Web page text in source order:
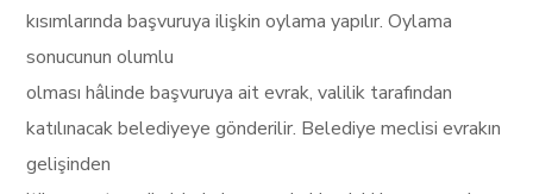
kısımlarında başvuruya ilişkin oylama yapılır. Oylama
sonucunun olumlu
olması hâlinde başvuruya ait evrak, valilik tarafından
katılınacak belediyeye gönderilir. Belediye meclisi evrakın
gelişinden